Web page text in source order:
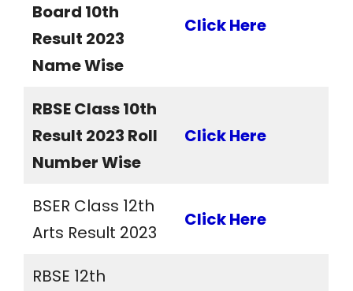
Board 10th
Result 2023
Name Wise
Click Here
RBSE Class 10th
Result 2023 Roll
Number Wise
Click Here
BSER Class 12th
Arts Result 2023
Click Here
RBSE 12th